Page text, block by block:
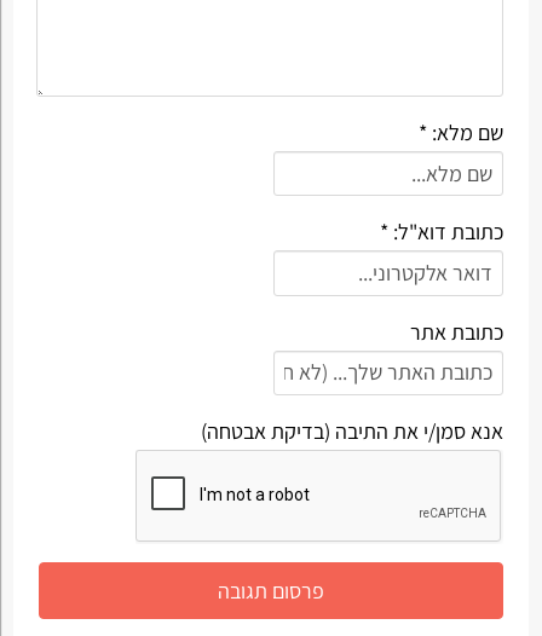
שם מלא: *
כתובת דוא"ל: *
כתובת אתר
אנא סמן/י את התיבה (בדיקת אבטחה)